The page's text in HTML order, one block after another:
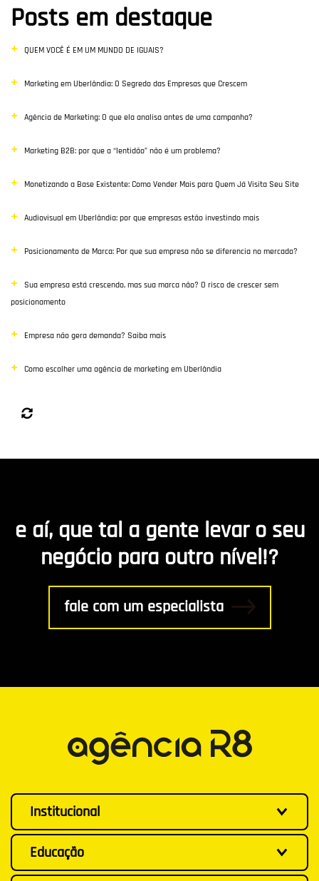
Posts em destaque
QUEM VOCÊ É EM UM MUNDO DE IGUAIS?
Marketing em Uberlândia: O Segredo das Empresas que Crescem
Agência de Marketing: O que ela analisa antes de uma campanha?
Marketing B2B: por que a “lentidão” não é um problema?
Monetizando a Base Existente: Como Vender Mais para Quem Já Visita Seu Site
Audiovisual em Uberlândia: por que empresas estão investindo mais
Posicionamento de Marca: Por que sua empresa não se diferencia no mercado?
Sua empresa está crescendo, mas sua marca não? O risco de crescer sem
posicionamento
Empresa não gera demanda? Saiba mais
Como escolher uma agência de marketing em Uberlândia
e aí, que tal a gente levar o seu
negócio para outro nível!?
fale com um especialista
Institucional
Educação